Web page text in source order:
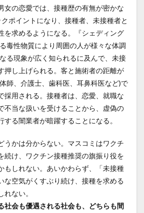
女の恋愛では、接種歴の有無が密かな
ポイントになり、接種者、未接種者と
を求めるようになる。『シェディング
毒性物質により周囲の人が様々な体調
る現象が広く知られるに及んで、未接
押し上げられる。客と施術者の距離が
師、介護士、歯科医、耳鼻科医など)で
採用される。接種者は、恋愛、就職な
不当な扱いを受けることから、虚偽の
する闇業者が暗躍することになる。
うかは分からない。マスコミはワクチ
続け、ワクチン接種推奨の旗振り役を
もしれない。あいかわらず、「未接種
な空気がくすぶり続け、接種を求める
ない。
社会も優遇される社会も、どちらも間